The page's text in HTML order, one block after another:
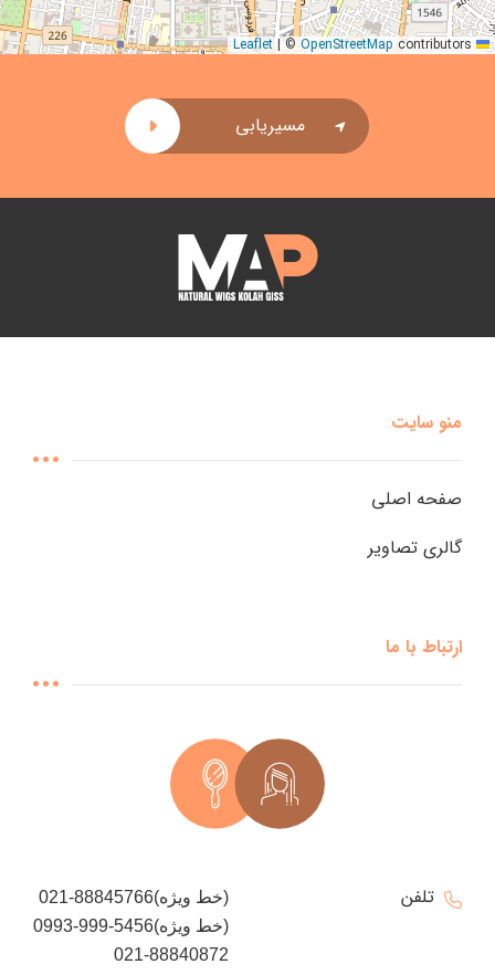
منو سایت
صفحه اصلی
گالری تصاویر
ارتباط با ما
تلفن
021-88845766(خط ویژه)
0993-999-5456(خط ویژه)
021-88840872
|© OpenStreetMapcontributors
مسیریابی